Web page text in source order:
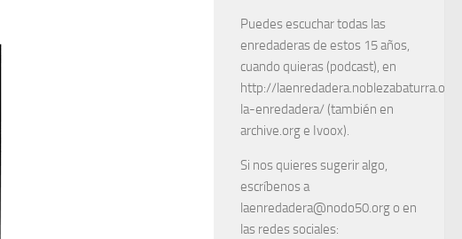
Puedes escuchar todas las
enredaderas de estos 15 años,
cuando quieras (podcast), en
http://
la-enredadera/ (también en
archive.org e Ivoox).
Si nos quieres sugerir algo,
escríbenos a
laenredadera@nodo50.org o en
las redes sociales: